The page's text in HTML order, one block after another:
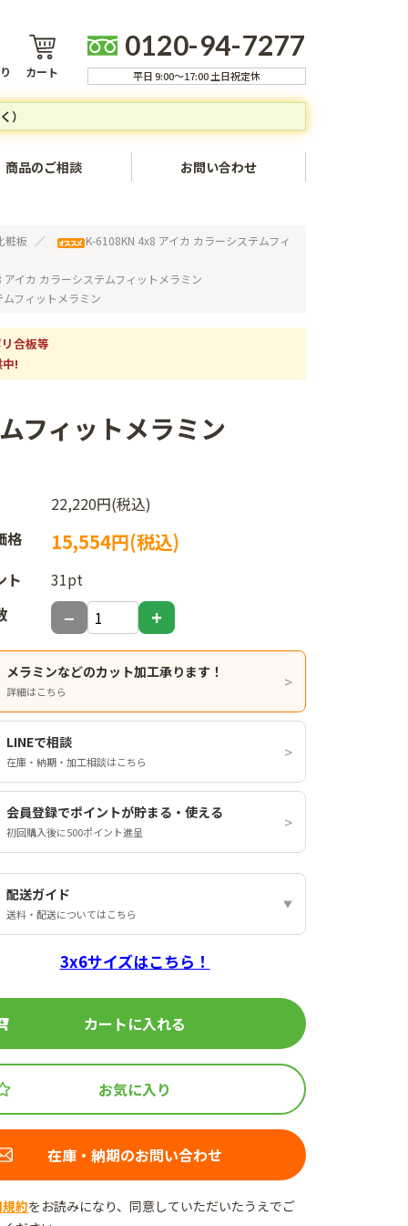
カート
0120-94-7277
平日 9:00～17:00 土日祝定休
）
ンセルについて
て
いて
て
商品のご相談 お問い合わせ
粧板
K-6108KN 4x8 アイカ カラーシステムフィ
アイカ カラーシステムフィットメラミン
フィットメラミン
合板等
!
フィットメラミン
22,220円(税込)
格
15,554円(税込)
ト
31pt
メラミンなどのカット加工承ります！
詳細はこちら
LINEで相談
在庫・納期・加工相談はこちら
会員登録でポイントが貯まる・使える
初回購入後に500ポイント進呈
配送ガイド
送料・配送についてはこちら
3x6サイズはこちら！
カートに入れる
お気に入り
在庫・納期のお問い合わせ
約をお読みになり、同意していただいたうえでご